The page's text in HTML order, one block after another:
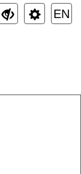
EN